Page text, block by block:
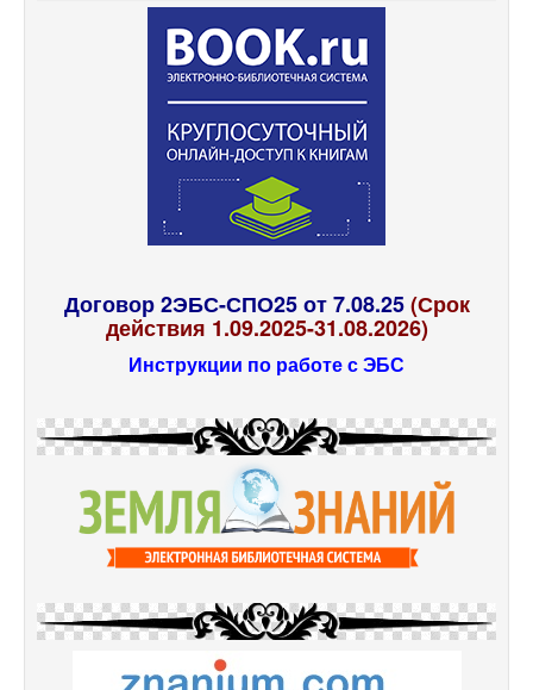
Договор 2ЭБС-СПО25 от 7.08.25 (Срок
действия 1.09.2025-31.08.2026)
Инструкции по работе с ЭБС